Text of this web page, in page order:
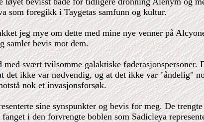
som foregikk i Taygetas samfunn og kultur.
jeg mye om dette med mine nye venner på
samlet bevis mot dem.
svært tvilsomme galaktiske
ikke var nødvendig, og at det ikke var "åndelig"
nok et invasjonsforsøk.
sine synspunkter og bevis for meg. De
i den forvrengte boblen som Sadicleya